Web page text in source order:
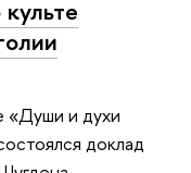
«Души и духи
доклад